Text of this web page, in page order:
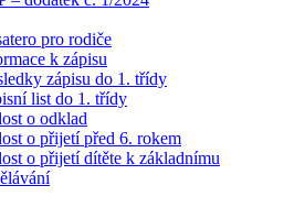
pro rodiče
k zápisu
zápisu do 1. třídy
list do 1. třídy
o odklad
o přijetí před 6. rokem
o přijetí dítěte k základnímu